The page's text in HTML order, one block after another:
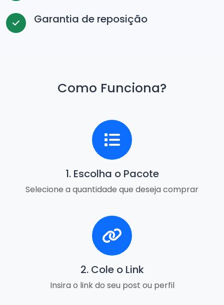
Garantia de reposição
Como Funciona?
1. Escolha o Pacote
Selecione a quantidade que deseja comprar
2. Cole o Link
Insira o link do seu post ou perfil